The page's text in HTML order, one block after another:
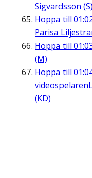
Sigvardsson (S)
Hoppa till
Parisa
Hoppa till
(M)
Hoppa till
videospelaren
(KD)